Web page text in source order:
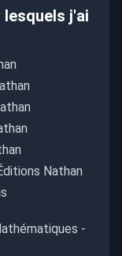
j'ai
Nathan
-